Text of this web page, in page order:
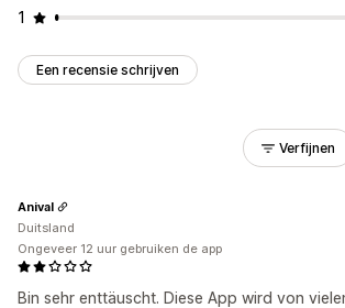
1
Een recensie schrijven
Verfijnen
Bin sehr enttäuscht. Diese App wird von
Anival
Duitsland
Ongeveer 12 uur gebruiken de app